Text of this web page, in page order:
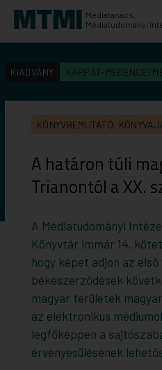
Médiatanács,
Médiatudományi
KERESÉS AZ INTÉZET ANYAGAI KÖZÖTT
indítása
KIADVÁNY
KÁRPÁT-MEDENCEI
KÖNYVBEMUTATÓ,
A határon túli
Trianontól a XX.
A Médiatudományi
Könyvtár immár 14.
hogy képet adjon az
békeszerződések
magyar területek
az elektronikus
legfőképpen a
érvényesülésének